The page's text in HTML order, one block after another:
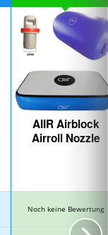
AIIR Airblock
Airroll Nozzle
Noch keine Bewertung